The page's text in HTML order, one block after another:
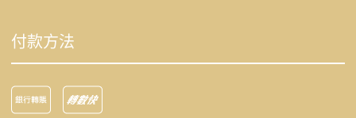
付款方法